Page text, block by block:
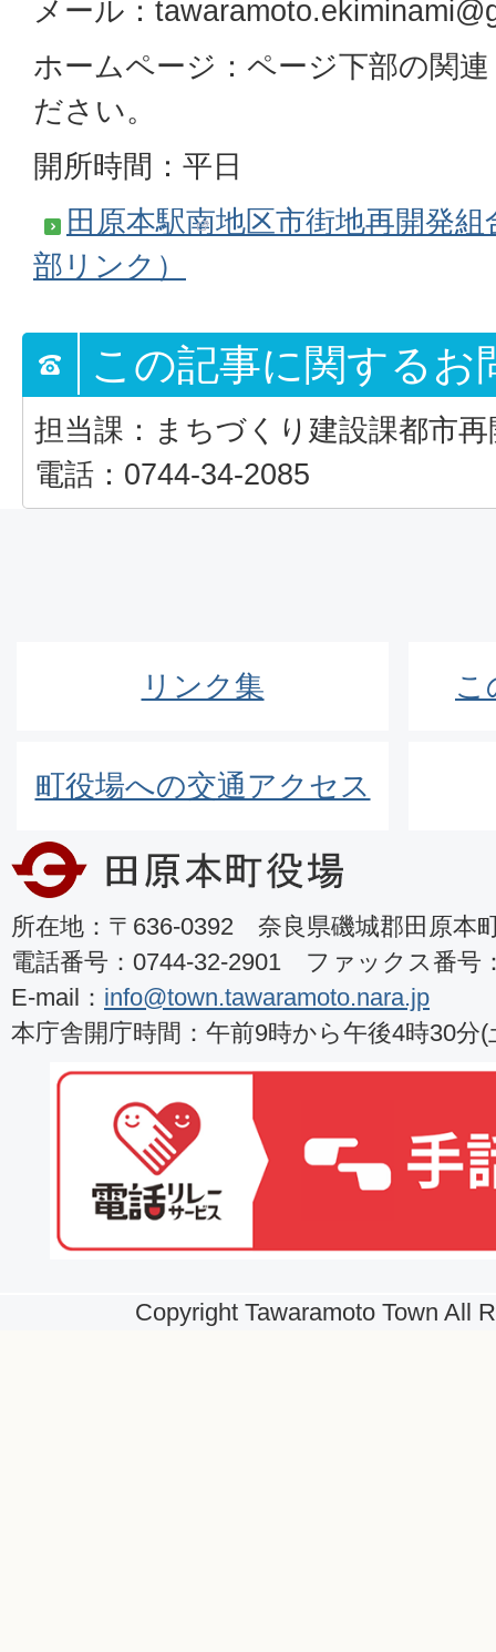
メール：
ホームページ：ページ下部の関
ださい。
開所時間：平日
田原本駅南地区市街地再開発
部リンク）
この記事に関するお
担当課：まちづくり建設課都市再
電話：0744-34-2085
リンク集 こ
町役場への交通アクセス
所在地：〒636-0392 奈良県磯城郡田原本
電話番号：0744-32-2901 ファックス番号
E-mail： info@town.tawaramoto.nara.jp
本庁舎開庁時間：午前9時から午後4時30分
Copyright Tawaramoto Town All